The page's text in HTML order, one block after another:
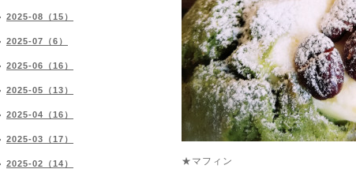
★マフィン
2025-08（15）
2025-07（6）
2025-06（16）
2025-05（13）
2025-04（16）
2025-03（17）
2025-02（14）